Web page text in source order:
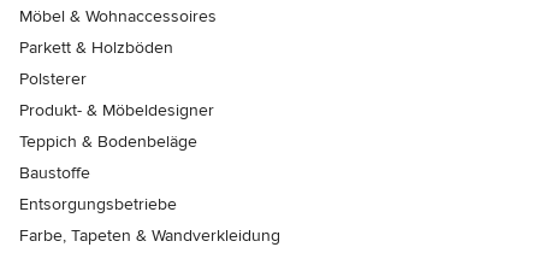
Möbel & Wohnaccessoires
Parkett & Holzböden
Polsterer
Produkt- & Möbeldesigner
Teppich & Bodenbeläge
Baustoffe
Entsorgungsbetriebe
Farbe, Tapeten & Wandverkleidung